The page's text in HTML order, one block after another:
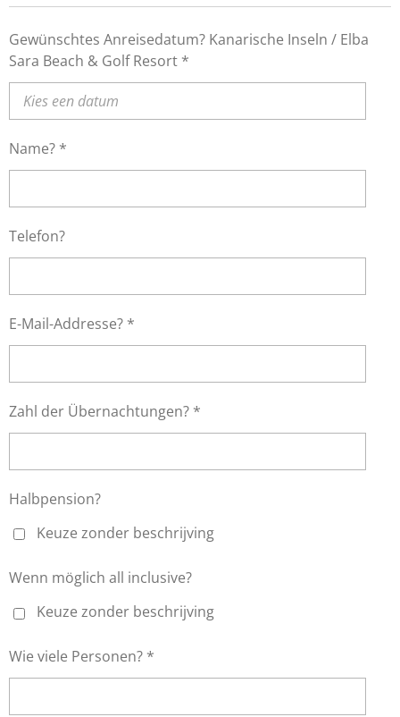
Gewünschtes Anreisedatum? Kanarische Inseln / Elba
Sara Beach & Golf Resort *
Name? *
Telefon?
E-Mail-Addresse? *
Zahl der Übernachtungen? *
Halbpension?
Keuze zonder beschrijving
Wenn möglich all inclusive?
Keuze zonder beschrijving
Wie viele Personen? *